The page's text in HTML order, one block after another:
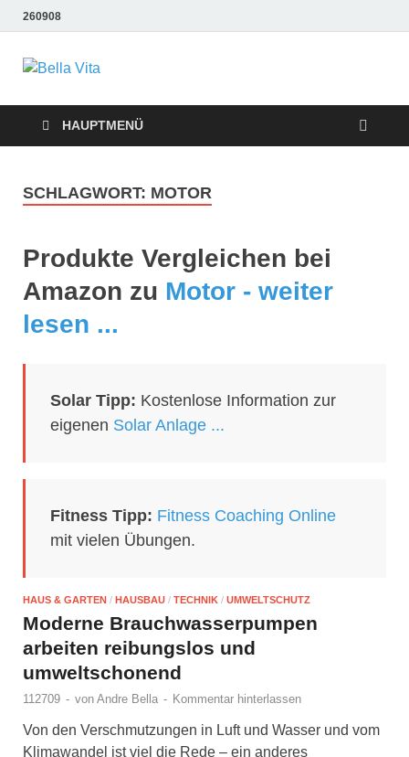
260908
Bella Vita
Wellness Fitness
Tipps
Tipps
HAUPTMENÜ
SCHLAGWORT: MOTOR
Produkte Vergleichen bei
Amazon zu Motor - weiter
lesen ...
Solar Tipp: Kostenlose Information zur
eigenen Solar Anlage ...
Fitness Tipp: Fitness Coaching Online
mit vielen Übungen.
HAUS & GARTEN / HAUSBAU / TECHNIK / UMWELTSCHUTZ
Moderne Brauchwasserpumpen
arbeiten reibungslos und
umweltschonend
112709 - von Andre Bella - Kommentar hinterlassen
Von den Verschmutzungen in Luft und Wasser und vom
Klimawandel ist viel die Rede – ein anderes